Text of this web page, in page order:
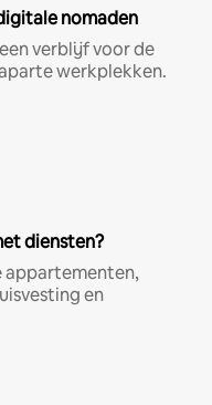
nomaden
verblijf voor de
werkplekken.
diensten?
appartementen,
en